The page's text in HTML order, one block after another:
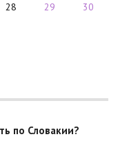
28 29
30
по Словакии?